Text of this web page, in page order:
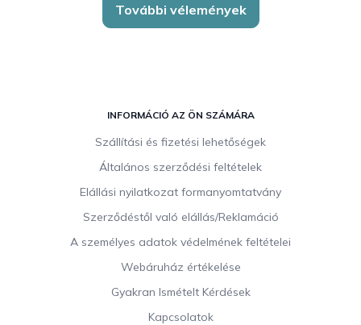
További vélemények
INFORMÁCIÓ AZ ÖN SZÁMÁRA
Szállítási és fizetési lehetőségek
Általános szerződési feltételek
Elállási nyilatkozat formanyomtatvány
Szerződéstől való elállás/Reklamáció
A személyes adatok védelmének feltételei
Webáruház értékelése
Gyakran Ismételt Kérdések
Kapcsolatok